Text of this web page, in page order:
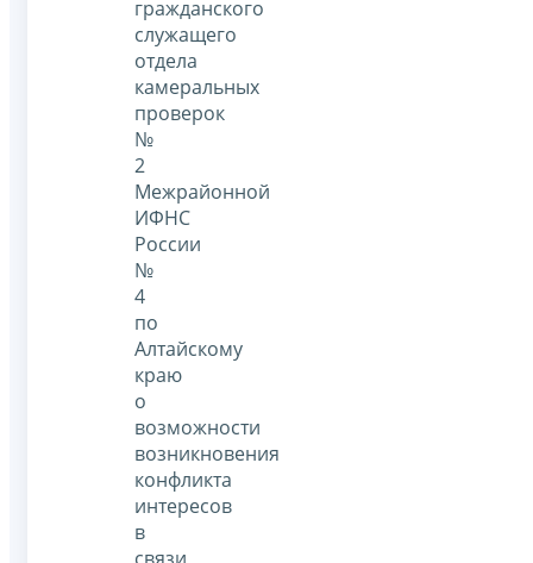
гражданского
служащего
отдела
камеральных
проверок
№
2
Межрайонной
ИФНС
России
№
4
по
Алтайскому
краю
о
возможности
возникновения
конфликта
интересов
в